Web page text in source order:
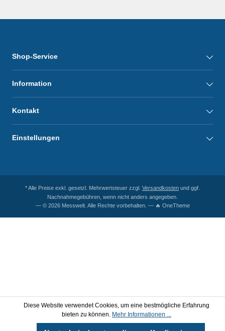
Shop-Service
Information
Kontakt
Einstellungen
* Alle Preise exkl. gesetzl. Mehrwertsteuer zzgl. Versandkosten und ggf.
Nachnahmegebühren, wenn nicht anders angegeben.
— © 2026 Messwelt. Alle Rechte vorbehalten. — 🔥 OneTheme
Diese Website verwendet Cookies, um eine bestmögliche Erfahrung
bieten zu können. Mehr Informationen ...